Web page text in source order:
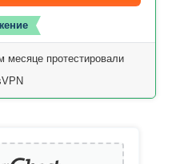
месяце протестировали